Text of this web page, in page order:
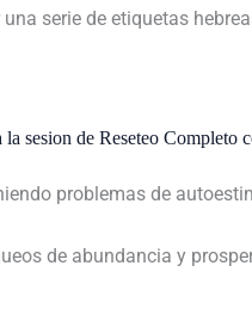
serie de etiquetas
sesion de Reseteo Completo
problemas de
de abundancia y